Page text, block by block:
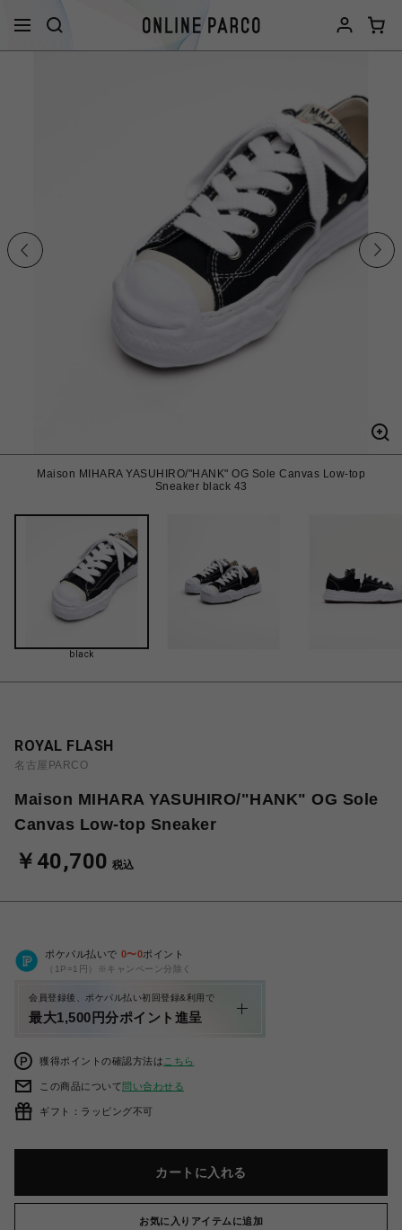
Maison MIHARA YASUHIRO/"HANK" OG Sole Canvas Low-top
Sneaker black 43
black
ROYAL FLASH
名古屋PARCO
Maison MIHARA YASUHIRO/"HANK" OG Sole
Canvas Low-top Sneaker
￥40,700 税込
ポケパル払いで 0〜0ポイント
（1P=1円）※キャンペーン分除く
会員登録後、ポケパル払い初回登録&利用で
最大1,500円分ポイント進呈
獲得ポイントの確認方法は こちら
この商品について問い合わせる
ギフト：ラッピング不可
カートに入れる
お気に入りアイテムに追加